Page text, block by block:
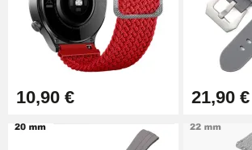
Kit Horlogerie Débutant
26,90 €
Boîte Pompe Bracelet Montre -
Diamètre 1,50 mm - 8 à 25 mm
14,08 €
10,90 € 21,90 €